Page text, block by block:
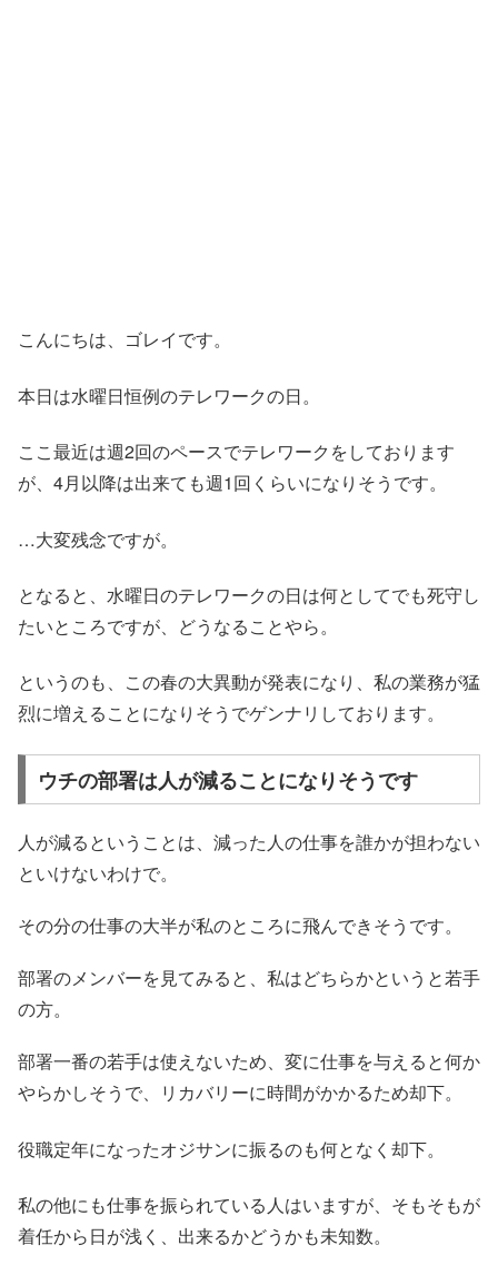
こんにちは、ゴレイです。
本日は水曜日恒例のテレワークの日。
ここ最近は週2回のペースでテレワークをしております
が、4月以降は出来ても週1回くらいになりそうです。
…大変残念ですが。
となると、水曜日のテレワークの日は何としてでも死守し
たいところですが、どうなることやら。
というのも、この春の大異動が発表になり、私の業務が猛
烈に増えることになりそうでゲンナリしております。
ウチの部署は人が減ることになりそうです
人が減るということは、減った人の仕事を誰かが担わない
といけないわけで。
その分の仕事の大半が私のところに飛んできそうです。
部署のメンバーを見てみると、私はどちらかというと若手
の方。
部署一番の若手は使えないため、変に仕事を与えると何か
やらかしそうで、リカバリーに時間がかかるため却下。
役職定年になったオジサンに振るのも何となく却下。
私の他にも仕事を振られている人はいますが、そもそもが
着任から日が浅く、出来るかどうかも未知数。